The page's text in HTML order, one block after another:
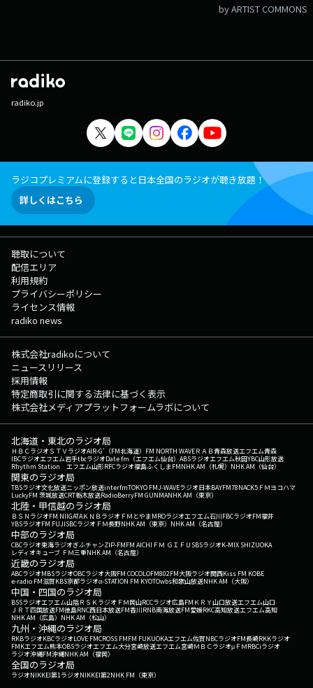
by ARTIST COMMONS
radiko.jp
ラジコプレミアムに登録すると日本全国のラジオが聴き放題！
詳しくはこちら
聴取について
配信エリア
利用規約
プライバシーポリシー
ライセンス情報
radiko news
株式会社radikoについて
ニュースリリース
採用情報
特定商取引に関する法律に基づく表示
株式会社メディアプラットフォームラボについて
北海道・東北のラジオ局
ＨＢＣラジオＳＴＶラジオAIR-G'（FM北海道） FM NORTH WAVEＲＡＢ青森放送エフエム青森
IBCラジオエフエム岩手tbcラジオDate fm（エフエム仙台） ABSラジオエフエム秋田YBC山形放送
Rhythm Station エフエム山形RFCラジオ福島ふくしまFMNHK AM（札幌） NHK AM（仙台）
関東のラジオ局
TBSラジオ文化放送ニッポン放送interfmTOKYO FMJ-WAVEラジオ日本BAYFM78NACK5 ＦＭヨコハマ
LuckyFM 茨城放送CRT栃木放送RadioBerryFM GUNMANHK AM（東京）
北陸・甲信越のラジオ局
ＢＳＮラジオFM NIIGATAＫＮＢラジオ ＦＭとやまMROラジオエフエム石川FBCラジオFM福井
YBSラジオFM FUJISBCラジオ ＦＭ長野NHK AM（東京） NHK AM（名古屋）
中部のラジオ局
CBCラジオ東海ラジオぎふチャンZIP-FMFM AICHI ＦＭ ＧＩＦＵ SBSラジオK-MIX SHIZUOKA
レディオキューブ ＦＭ三重NHK AM（名古屋）
近畿のラジオ局
ABCラジオMBSラジオOBCラジオ大阪FM COCOLOFM802FM大阪ラジオ関西Kiss FM KOBE
e-radio FM滋賀KBS京都ラジオα-STATION FM KYOTOwbs和歌山放送NHK AM（大阪）
中国・四国のラジオ局
BSSラジオエフエム山陰ＲＳＫラジオ ＦＭ岡山RCCラジオ広島FM ＫＲＹ山口放送エフエム山口
ＪＲＴ四国放送FM徳島RNC西日本放送FM香川RNB南海放送FM愛媛RKC高知放送エフエム高知
NHK AM（広島） NHK AM（松山）
九州・沖縄のラジオ局
RKBラジオKBCラジオLOVE FMCROSS FMFM FUKUOKAエフエム佐賀NBCラジオFM長崎RKKラジオ
FMKエフエム熊本OBSラジオエフエム大分宮崎放送エフエム宮崎ＭＢＣラジオμＦＭRBCiラジオ
ラジオ沖縄FM沖縄NHK AM（福岡）
全国のラジオ局
ラジオNIKKEI第1ラジオNIKKEI第2NHK FM（東京）